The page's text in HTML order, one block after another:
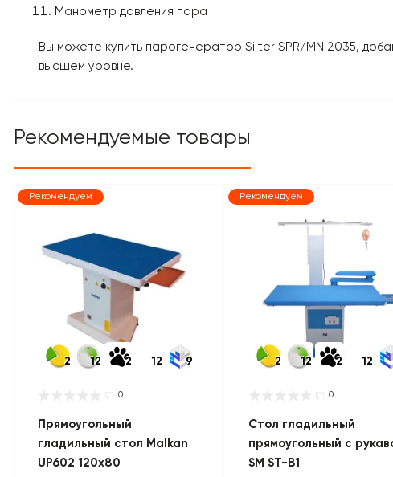
Манометр давления пара
Вы можете купить парогенератор Silter SPR/MN 2035,
высшем уровне.
Рекомендуемые товары
Рекомендуем
2 12 2 12 9
0
Прямоугольный
гладильный стол Malkan
UP602 120х80
Рекомендуем
2 12 2 12
0
Стол гладильный
прямоугольный с
SM ST-B1